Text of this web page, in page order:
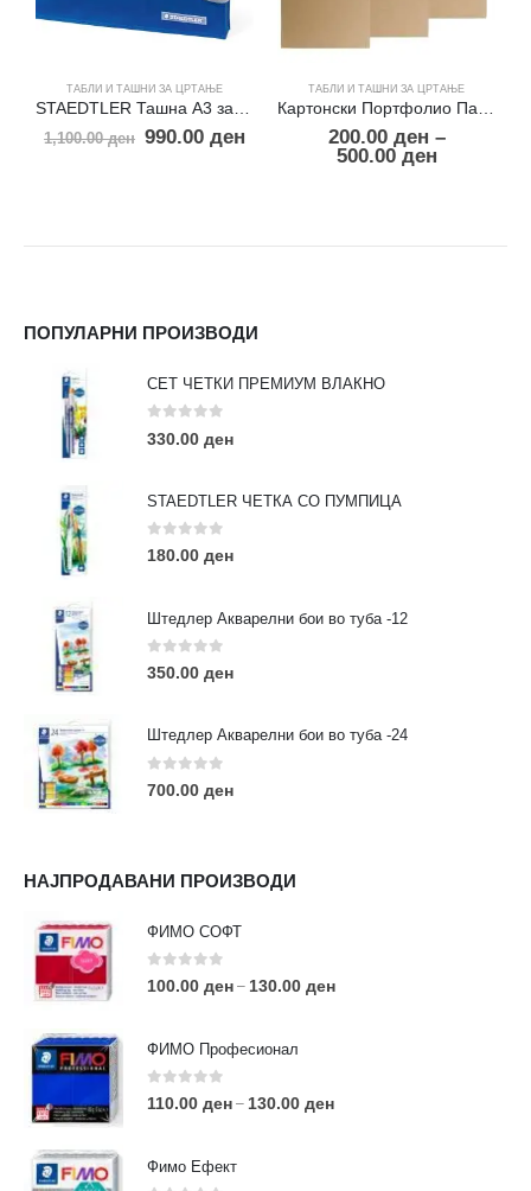
ТАБЛИ И ТАШНИ ЗА ЦРТАЊЕ
STAEDTLER Ташна А3 за табла
1,100.00ден 990.00 ден
ТАБЛИ И ТАШНИ ЗА ЦРТАЊЕ
Картонски Портфолио Папки
200.00 ден –
500.00 ден
ПОПУЛАРНИ ПРОИЗВОДИ
СЕТ ЧЕТКИ ПРЕМИУМ ВЛАКНО
0 out of 5
330.00 ден
STAEDTLER ЧЕТКА СО ПУМПИЦА
0 out of 5
180.00 ден
Штедлер Акварелни бои во туба -12
0out of 5
350.00 ден
Штедлер Акварелни бои во туба -24
0out of 5
700.00 ден
НАЈПРОДАВАНИ ПРОИЗВОДИ
ФИМО СОФТ
0 out of 5
100.00 ден – 130.00 ден
ФИМО Професионал
0out of 5
110.00 ден – 130.00 ден
Фимо Ефект